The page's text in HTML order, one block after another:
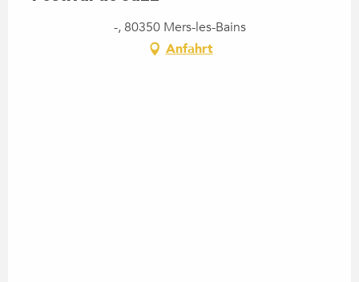
-, 80350 Mers-les-Bains
Anfahrt